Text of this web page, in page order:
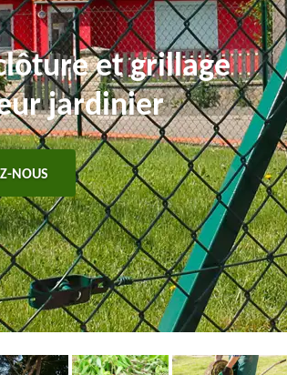
et grillage
jardinier
NOUS